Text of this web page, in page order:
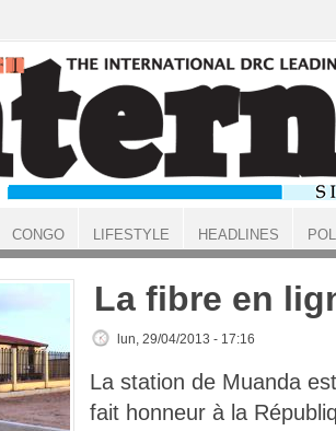
La fibre en
lun, 29/04/2013 - 17:16
La station de Muanda
fait honneur à la
CONGO LIFESTYLE HEADLINES